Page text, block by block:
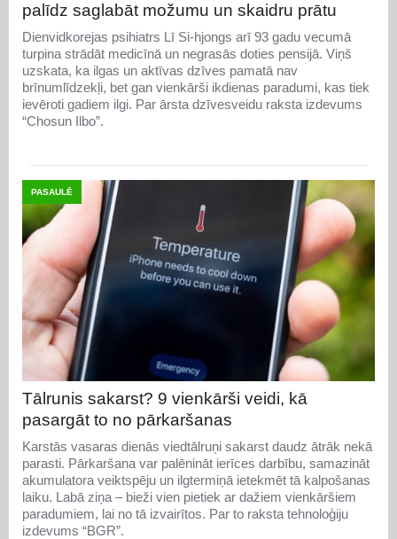
palīdz saglabāt možumu un skaidru prātu
Dienvidkorejas psihiatrs Lī Si-hjongs arī 93 gadu vecumā
turpina strādāt medicīnā un negrasās doties pensijā. Viņš
uzskata, ka ilgas un aktīvas dzīves pamatā nav
brīnumlīdzekļi, bet gan vienkārši ikdienas paradumi, kas tiek
ievēroti gadiem ilgi. Par ārsta dzīvesveidu raksta izdevums
“Chosun Ilbo”.
PASAULĒ
Tālrunis sakarst? 9 vienkārši veidi, kā
pasargāt to no pārkaršanas
Karstās vasaras dienās viedtālruņi sakarst daudz ātrāk nekā
parasti. Pārkaršana var palēnināt ierīces darbību, samazināt
akumulatora veiktspēju un ilgtermiņā ietekmēt tā kalpošanas
laiku. Labā ziņa – bieži vien pietiek ar dažiem vienkāršiem
paradumiem, lai no tā izvairītos. Par to raksta tehnoloģiju
izdevums “BGR”.